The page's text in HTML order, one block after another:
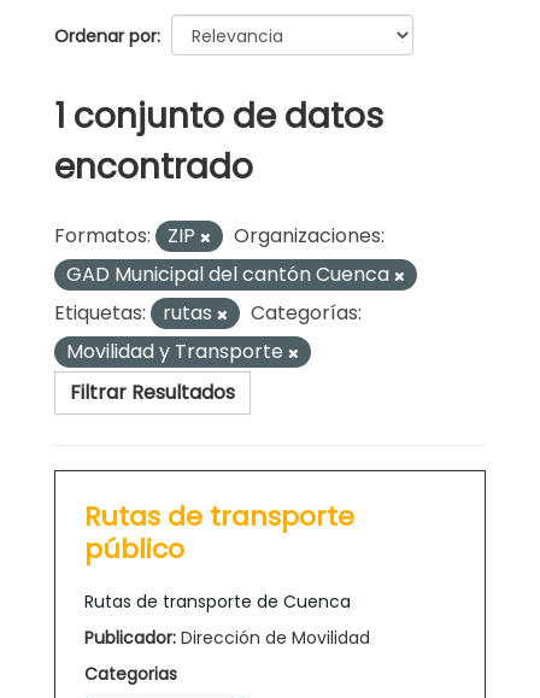
Ordenar por
1 conjunto de datos
encontrado
Formatos: ZIP
Organizaciones:
GAD Municipal del cantón Cuenca
Etiquetas:
rutas
Categorías:
Movilidad y Transporte
Filtrar Resultados
Rutas de transporte
público
Rutas de transporte de Cuenca
Publicador: Dirección de Movilidad
Categorias